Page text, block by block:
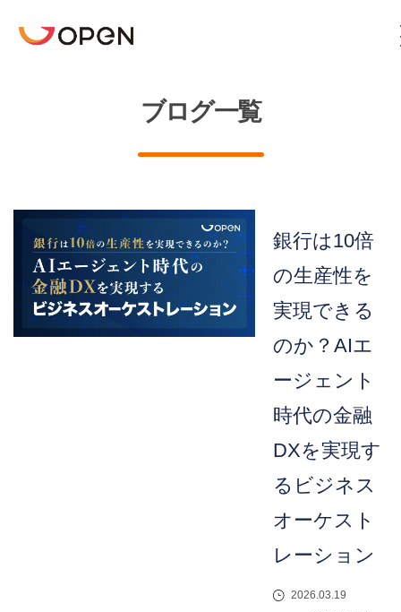
お問い合わせ
ブログ一覧
銀行は10倍
の生産性を
実現できる
のか？AIエ
ージェント
時代の金融
DXを実現す
るビジネス
オーケスト
レーション
2026.03.19